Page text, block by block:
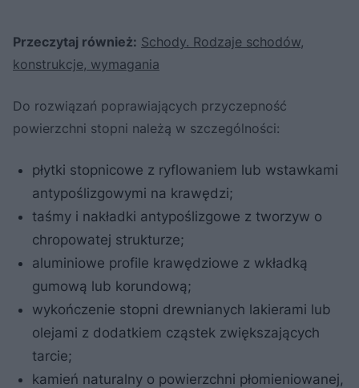
Przeczytaj również: Schody. Rodzaje schodów,
konstrukcje, wymagania
Do rozwiązań poprawiających przyczepność
powierzchni stopni należą w szczególności:
płytki stopnicowe z ryflowaniem lub wstawkami
antypoślizgowymi na krawędzi;
taśmy i nakładki antypoślizgowe z tworzyw o
chropowatej strukturze;
aluminiowe profile krawędziowe z wkładką
gumową lub korundową;
wykończenie stopni drewnianych lakierami lub
olejami z dodatkiem cząstek zwiększających
tarcie;
kamień naturalny o powierzchni płomieniowanej,